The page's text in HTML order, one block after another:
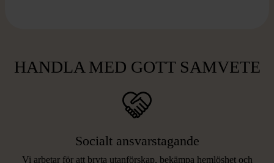
HANDLA MED GOTT SAMVETE
Socialt ansvarstagande
Vi arbetar för att bryta utanförskap, bekämpa hemlöshet och